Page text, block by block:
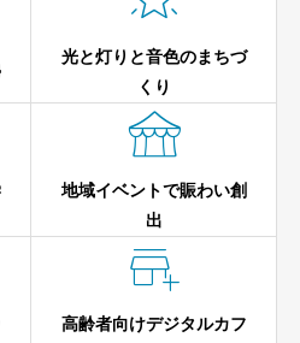
光と灯りと音色のまちづ
くり

地域イベントで賑わい創
出

高齢者向けデジタルカフ